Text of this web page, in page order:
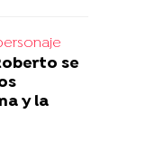
se
y la